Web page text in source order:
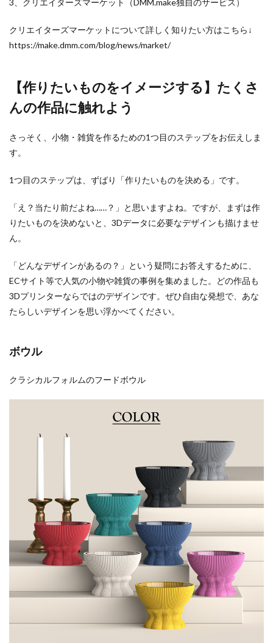
3、クリエイターズマーケット（DMM.make独自のサービス）
クリエイターズマーケットについて詳しく知りたい方はこちら↓
https://make.dmm.com/blog/news/market/
【作りたいものをイメージする】たくさ
んの作品に触れよう
さっそく、小物・雑貨を作るための1つ目のステップをお伝えしま
す。
1つ目のステップは、ずばり「作りたいものを決める」です。
「え？当たり前だよね……？」と思いますよね。ですが、まずは作
りたいものを決めないと、3Dデータに必要なデザインも描けませ
ん。
「どんなデザインがあるの？」という疑問にお答えするために、
ECサイト等で人気の小物や雑貨の事例を集めました。どの作品も
3Dプリンターならではのデザインです。ぜひ自由な発想で、あな
たらしいデザインを思い浮かべてください。
ボウル
クラシカルフォルムのフードボウル